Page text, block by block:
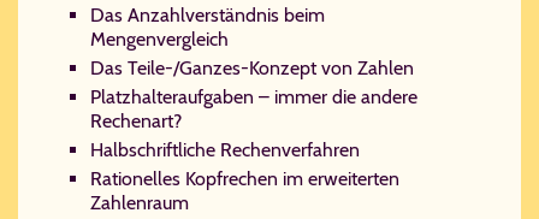
Das Anzahlverständnis beim
Mengenvergleich
Das Teile-/Ganzes-Konzept von Zahlen
Platzhalteraufgaben – immer die andere
Rechenart?
Halbschriftliche Rechenverfahren
Rationelles Kopfrechen im erweiterten
Zahlenraum